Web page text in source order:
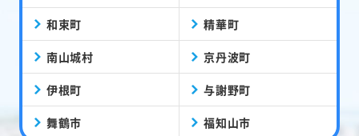
和束町 精華町
南山城村 京丹波町
伊根町 与謝野町
舞鶴市 福知山市